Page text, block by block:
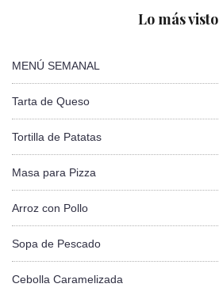
Lo más visto
MENÚ SEMANAL
Tarta de Queso
Tortilla de Patatas
Masa para Pizza
Arroz con Pollo
Sopa de Pescado
Cebolla Caramelizada